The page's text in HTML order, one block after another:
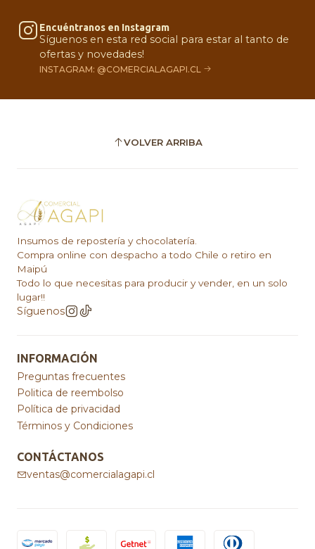
Encuéntranos en Instagram
Síguenos en esta red social para estar al tanto de
ofertas y novedades!
INSTAGRAM: @COMERCIALAGAPI.CL
VOLVER ARRIBA
Insumos de repostería y chocolatería.
Compra online con despacho a todo Chile o retiro en
Maipú
Todo lo que necesitas para producir y vender, en un solo
lugar!!
Síguenos
INFORMACIÓN
Preguntas frecuentes
Politica de reembolso
Política de privacidad
Términos y Condiciones
CONTÁCTANOS
ventas@comercialagapi.cl